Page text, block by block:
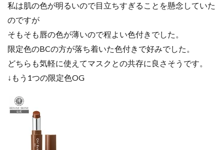
私は肌の色が明るいので目立ちすぎることを懸念していた
のですが
そもそも唇の色が薄いので程よい色付きでした。
限定色のBCの方が落ち着いた色付きで好みでした。
どちらも気軽に使えてマスクとの共存に良さそうです。
↓もう1つの限定色OG